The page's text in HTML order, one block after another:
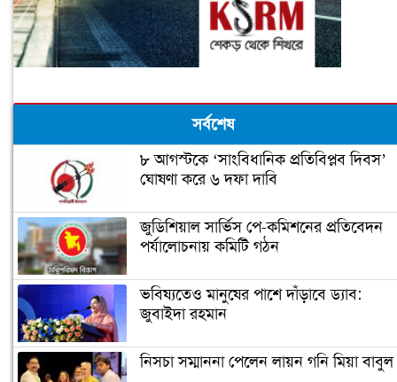
সর্বশেষ
৮ আগস্টকে ‘সাংবিধানিক প্রতিবিপ্লব দিবস’
ঘোষণা করে ৬ দফা দাবি
জুডিশিয়াল সার্ভিস পে-কমিশনের প্রতিবেদন
পর্যালোচনায় কমিটি গঠন
ভবিষ্যতেও মানুষের পাশে দাঁড়াবে ড্যাব:
জুবাইদা রহমান
নিসচা সম্মাননা পেলেন লায়ন গনি মিয়া বাবুল